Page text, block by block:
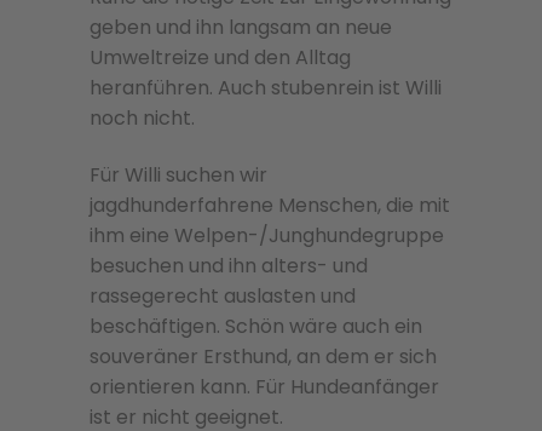
geben und ihn langsam an neue
Umweltreize und den Alltag
heranführen. Auch stubenrein ist Willi
noch nicht.
Für Willi suchen wir
jagdhunderfahrene Menschen, die mit
ihm eine Welpen-/Junghundegruppe
besuchen und ihn alters- und
rassegerecht auslasten und
beschäftigen. Schön wäre auch ein
souveräner Ersthund, an dem er sich
orientieren kann. Für Hundeanfänger
ist er nicht geeignet.